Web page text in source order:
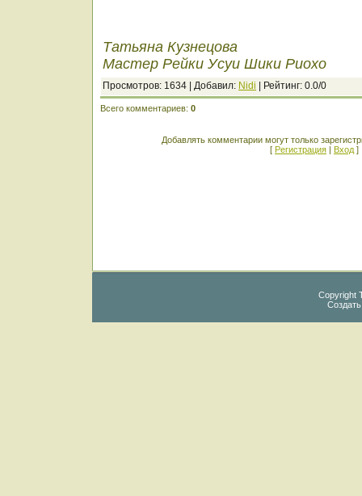
Татьяна Кузнецова
Мастер Рейки Усуи Шики Риохо
Просмотров: 1634 | Добавил: Nidi | Рейтинг: 0.0/0
Всего комментариев: 0
Добавлять комментарии могут только
[ Регистрация | Вход ]
Copyright